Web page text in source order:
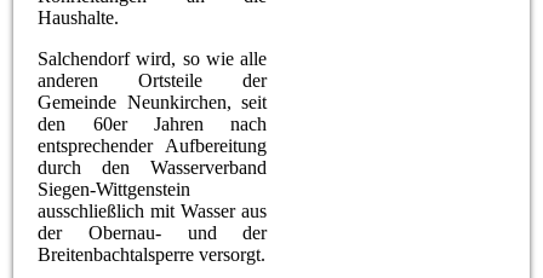
Haushalte.
Salchendorf wird, so wie alle
anderen Ortsteile der
Gemeinde Neunkirchen, seit
den 60er Jahren nach
entsprechender Aufbereitung
durch den Wasserverband
Siegen-Wittgenstein
ausschließlich mit Wasser aus
der Obernau- und der
Breitenbachtalsperre versorgt.